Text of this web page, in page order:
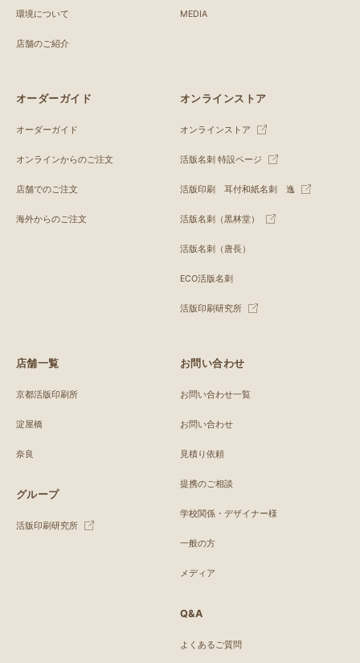
環境について
店舗のご紹介
MEDIA
オーダーガイド
オーダーガイド
オンラインからのご注文
店舗でのご注文
海外からのご注文
オンラインストア
オンラインストア
活版名刺 特設ページ
活版印刷 耳付和紙名刺 逸
活版名刺（黒林堂）
活版名刺（唐長）
ECO活版名刺
活版印刷研究所
店舗一覧
京都活版印刷所
淀屋橋
奈良
グループ
活版印刷研究所
お問い合わせ
お問い合わせ一覧
お問い合わせ
見積り依頼
提携のご相談
学校関係・デザイナー様
一般の方
メディア
Q&A
よくあるご質問